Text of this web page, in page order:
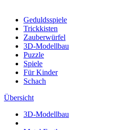
Geduldsspiele
Trickkisten
Zauberwürfel
3D-Modellbau
Puzzle
Spiele
Für Kinder
Schach
Übersicht
3D-Modellbau